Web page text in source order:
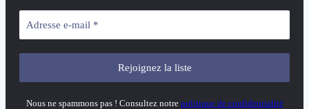
Nous ne spammons pas ! Consultez notre politique de confidentialité